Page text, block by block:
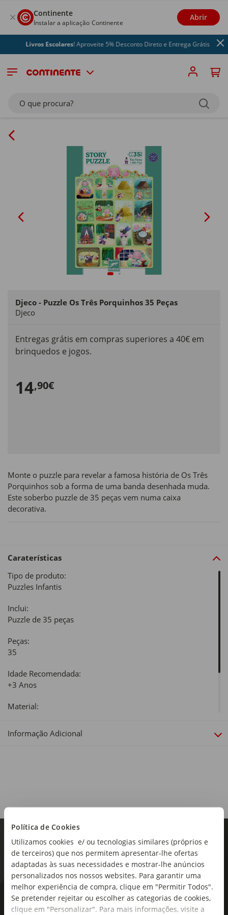
Política de Cookies
Utilizamos cookies e/ ou tecnologias similares (próprios e
de terceiros) que nos permitem apresentar-lhe ofertas
adaptadas às suas necessidades e mostrar-lhe anúncios
personalizados nos nossos websites. Para garantir uma
melhor experiência de compra, clique em "Permitir Todos".
Se pretender rejeitar ou escolher as categorias de cookies,
clique em "Personalizar". Para mais informações, visite a
Continente
Instalar a aplicação Continente
Abrir
Livros Escolares! Aproveite 5% Desconto Direto e Entrega Grátis
O que procura?
Djeco - Puzzle Os Três Porquinhos 35 Peças
Djeco
Entregas grátis em compras superiores a 40€ em
brinquedos e jogos.
14,90€
Monte o puzzle para revelar a famosa história de Os Três
Porquinhos sob a forma de uma banda desenhada muda.
Este soberbo puzzle de 35 peças vem numa caixa
decorativa.
Caraterísticas
Tipo de produto:
Puzzles Infantis
Inclui:
Puzzle de 35 peças
Peças:
35
Idade Recomendada:
+3 Anos
Material:
Dimensões:
Informação Adicional
As novidades mais frescas no